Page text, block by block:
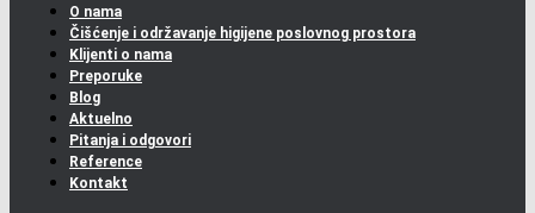
O nama
Čišćenje i održavanje higijene poslovnog prostora
Klijenti o nama
Preporuke
Blog
Aktuelno
Pitanja i odgovori
Reference
Kontakt